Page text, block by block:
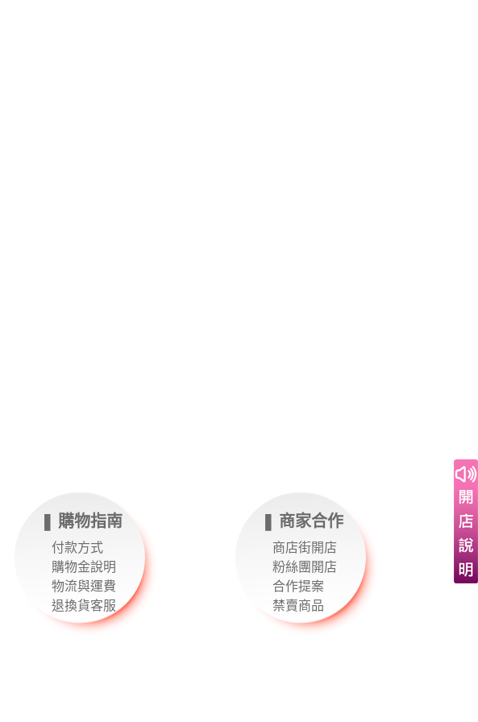
❚ 購物指南
付款方式
購物金說明
物流與運費
退換貨客服
❚ 商家合作
商店街開店
粉絲團開店
合作提案
禁賣商品